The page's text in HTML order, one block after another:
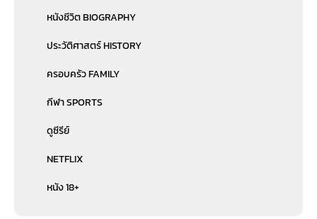
หนังชีวิต BIOGRAPHY
ประวัติศาสตร์ HISTORY
ครอบครัว FAMILY
กีฬา SPORTS
ดูซีรีย์
NETFLIX
หนัง 18+